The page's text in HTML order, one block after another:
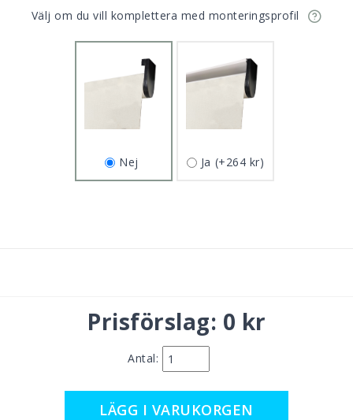
Välj om du vill komplettera med monteringsprofil
Nej Ja (+264 kr)
Prisförslag: 0 kr
Antal: